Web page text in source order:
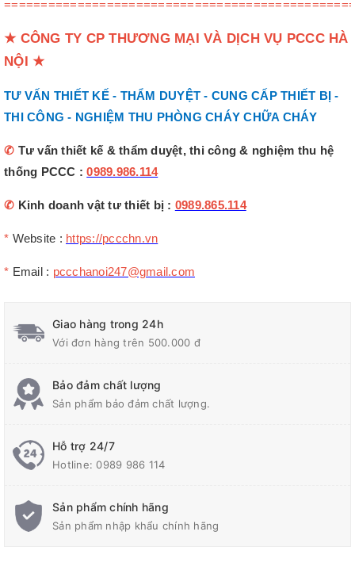
★ CÔNG TY CP THƯƠNG MẠI VÀ DỊCH VỤ PCCC HÀ
NỘI ★
TƯ VẤN THIẾT KẾ - THẨM DUYỆT - CUNG CẤP THIẾT BỊ -
THI CÔNG - NGHIỆM THU PHÒNG CHÁY CHỮA CHÁY
✆ Tư vấn thiết kế & thẩm duyệt, thi công & nghiệm thu hệ
thống PCCC :0989.986.114
✆ Kinh doanh vật tư thiết bị : 0989.865.114
* Website : https://pccchn.vn
* Email : pccchanoi247@gmail.com
Giao hàng trong 24h
Với đơn hàng trên 500.000 đ
Bảo đảm chất lượng
Sản phẩm bảo đảm chất lượng.
Hỗ trợ 24/7
Hotline:0989 986 114
Sản phẩm chính hãng
Sản phẩm nhập khẩu chính hãng